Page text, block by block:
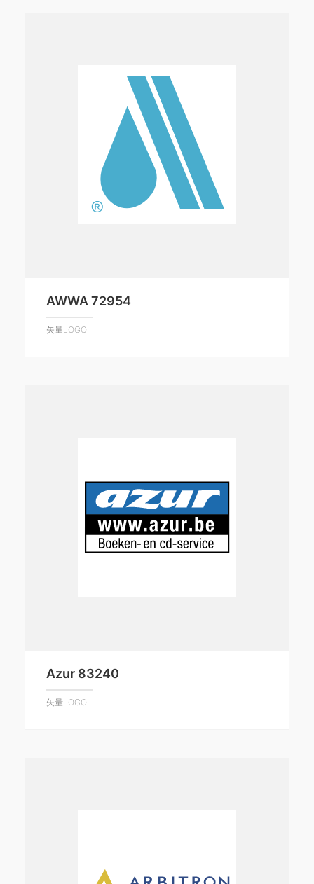
AWWA 72954
矢量LOGO
Azur 83240
矢量LOGO